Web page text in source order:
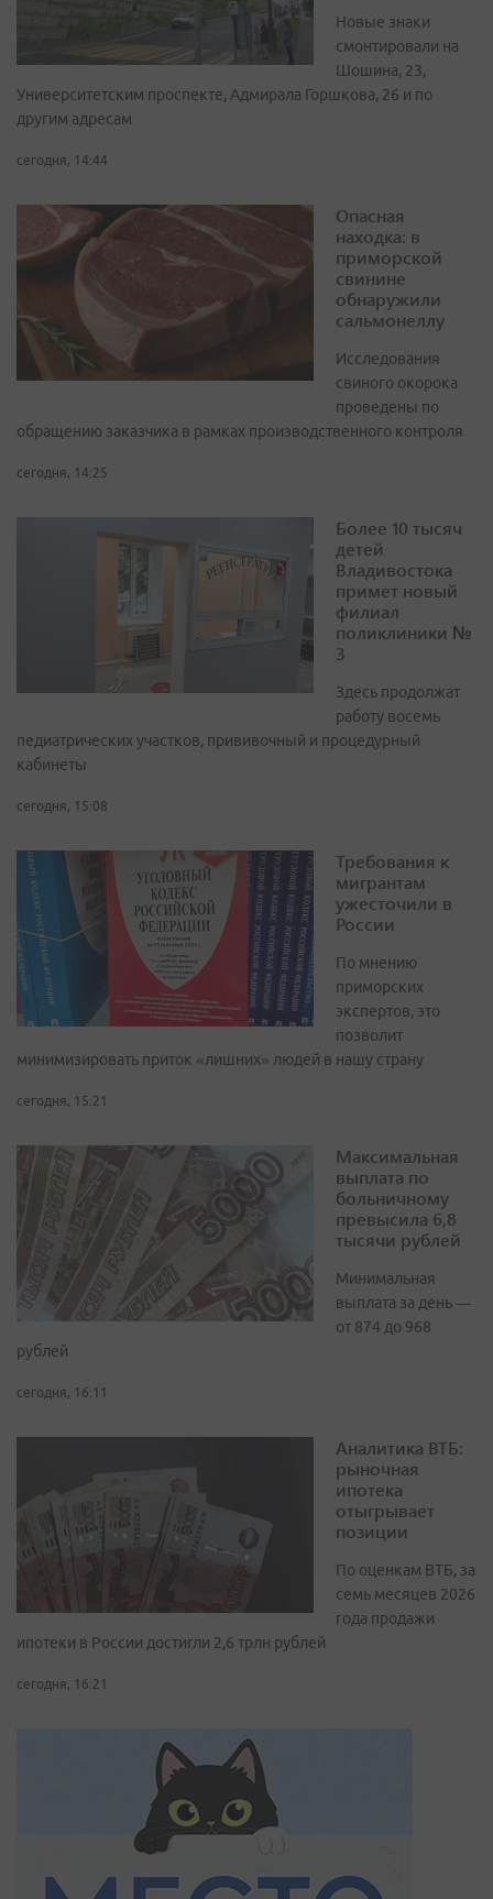
Новые знаки
смонтировали на
Шошина, 23,
Университетским проспекте, Адмирала Горшкова, 26 и по
другим адресам
сегодня, 14:44
Опасная
находка: в
приморской
свинине
обнаружили
сальмонеллу
Исследования
свиного окорока
проведены по
обращению заказчика в рамках производственного контроля
сегодня, 14:25
Более 10 тысяч
детей
Владивостока
примет новый
филиал
поликлиники №
3
Здесь продолжат
работу восемь
педиатрических участков, прививочный и процедурный
кабинеты
сегодня, 15:08
Требования к
мигрантам
ужесточили в
России
По мнению
приморских
экспертов, это
позволит
минимизировать приток «лишних» людей в нашу страну
сегодня, 15:21
Максимальная
выплата по
больничному
превысила 6,8
тысячи рублей
Минимальная
выплата за день —
от 874 до 968
рублей
сегодня, 16:11
Аналитика ВТБ:
рыночная
ипотека
отыгрывает
позиции
По оценкам ВТБ, за
семь месяцев 2026
года продажи
ипотеки в России достигли 2,6 трлн рублей
сегодня, 16:21